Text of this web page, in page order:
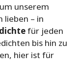
unserem
lieben – in
für jeden
bis hin zu
hier ist für